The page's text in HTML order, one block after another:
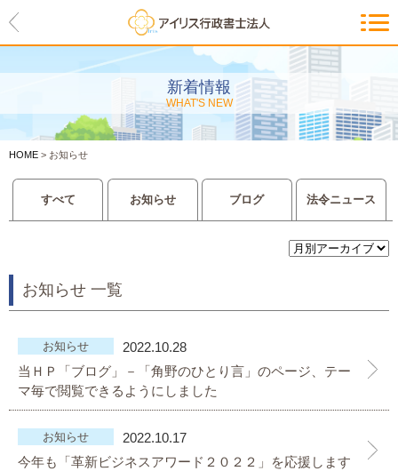
新着情報
WHAT'S NEW
HOME > お知らせ
すべて お知らせ ブログ 法令ニュース
お知らせ 一覧
お知らせ
2022.10.28
当ＨＰ「ブログ」－「角野のひとり言」のページ、テー
マ毎で閲覧できるようにしました
お知らせ
2022.10.17
今年も「革新ビジネスアワード２０２２」を応援します
HOME
アイリスの紹介
代表ご挨拶・経営理念・アイリス
のお約束
サービス一覧
入管等外国人各種手続き
事業に必要な許認可取得サポート
その他各種手続き